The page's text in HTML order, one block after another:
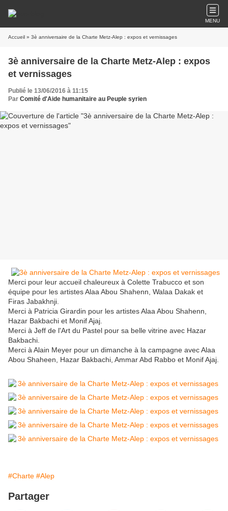
MENU
Accueil » 3è anniversaire de la Charte Metz-Alep : expos et vernissages
3è anniversaire de la Charte Metz-Alep : expos
et vernissages
Publié le 13/06/2016 à 11:15
Par Comité d'Aide humanitaire au Peuple syrien
Merci pour leur accueil chaleureux à Colette Trabucco et son
équipe pour les artistes Alaa Abou Shahenn, Walaa Dakak et
Firas Jabakhnji.
Merci à Patricia Girardin pour les artistes Alaa Abou Shahenn,
Hazar Bakbachi et Monif Ajaj.
Merci à Jeff de l'Art du Pastel pour sa belle vitrine avec Hazar
Bakbachi.
Merci à Alain Meyer pour un dimanche à la campagne avec Alaa
Abou Shaheen, Hazar Bakbachi, Ammar Abd Rabbo et Monif Ajaj.
#Charte #Alep
Partager